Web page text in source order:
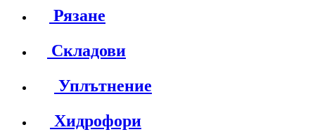
Рязане
Складови
Уплътнение
Хидрофори